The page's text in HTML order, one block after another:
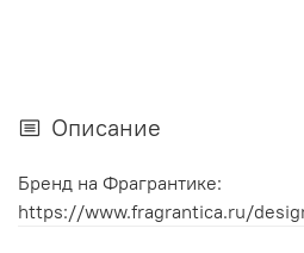
Описание
Бренд на Фрагрантике:
https://www.fragrantica.ru/